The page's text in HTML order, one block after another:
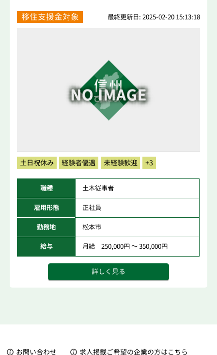
移住支援金対象 最終更新日: 2025-02-20 15:13:18
土日祝休み 経験者優遇 未経験歓迎 +3
職種 土木従事者
雇用形態 正社員
勤務地 松本市
給与 月給 250,000円 ～ 350,000円
詳しく見る
お問い合わせ 求人掲載ご希望の企業の方はこちら